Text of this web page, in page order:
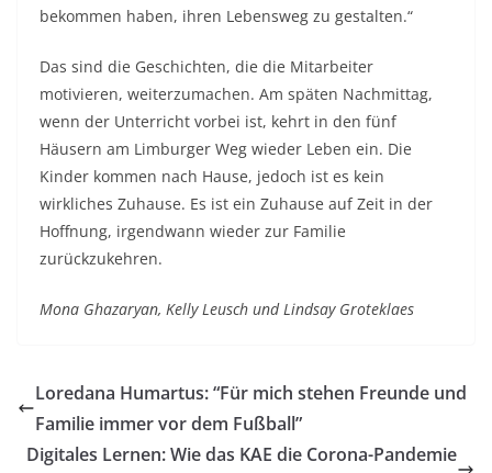
bekommen haben, ihren Lebensweg zu gestalten.“
Das sind die Geschichten, die die Mitarbeiter
motivieren, weiterzumachen. Am späten Nachmittag,
wenn der Unterricht vorbei ist, kehrt in den fünf
Häusern am Limburger Weg wieder Leben ein. Die
Kinder kommen nach Hause, jedoch ist es kein
wirkliches Zuhause. Es ist ein Zuhause auf Zeit in der
Hoffnung, irgendwann wieder zur Familie
zurückzukehren.
Mona Ghazaryan, Kelly Leusch und Lindsay Groteklaes
Loredana Humartus: “Für mich stehen Freunde und
Familie immer vor dem Fußball”
Digitales Lernen: Wie das KAE die Corona-Pandemie